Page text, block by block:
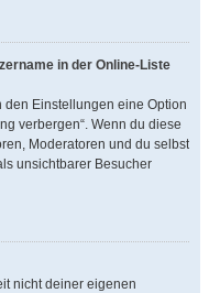
in der Online-Liste
den Einstellungen eine Option
verbergen“. Wenn du diese
Moderatoren und du selbst
unsichtbarer Besucher
nicht deiner eigenen